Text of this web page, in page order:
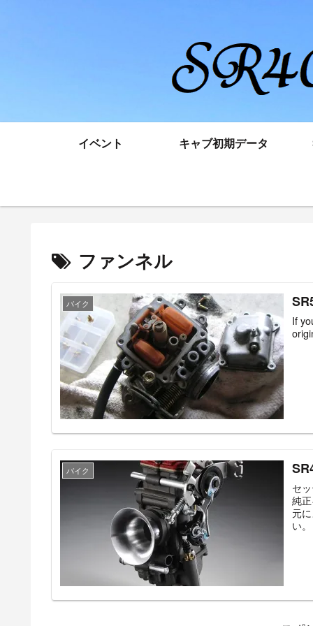
イベント キャブ初期データ
ファンネル
バイク
If
バイク
セ
純
元
い